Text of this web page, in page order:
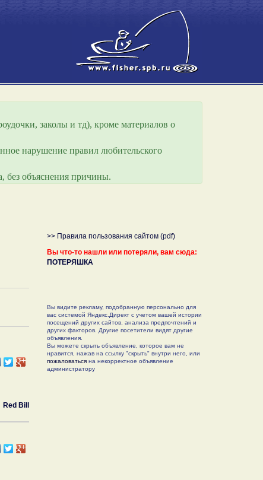
заколы и тд), кроме материалов о
нарушение правил любительского
без объяснения причины.
Red Bill
>> Правила пользования сайтом (pdf)
Вы что-то нашли или потеряли, вам сюда:
ПОТЕРЯШКА
Вы видите рекламу, подобранную персонально для
вас системой Яндекс.Директ с учетом вашей истории
посещений других сайтов, анализа предпочтений и
других факторов. Другие посетители видят другие
объявления.
Вы можете скрыть объявление, которое вам не
нравится, нажав на ссылку "скрыть" внутри него, или
пожаловатьсяна некорректное объявление
администратору